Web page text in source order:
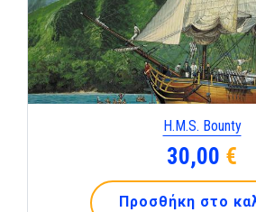
H.M.S. Bounty
30,00 €
Προσθήκη στο